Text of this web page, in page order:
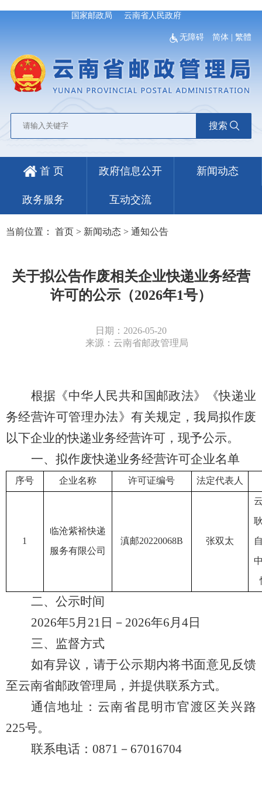
国家邮政局 云南省人民政府
无障碍 简体 |繁體
搜索
首 页 政府信息公开 新闻动态
政务服务 互动交流
当前位置： 首页 > 新闻动态 > 通知公告
关于拟公告作废相关企业快递业务经营
许可的公示（2026年1号）
日期：2026-05-20
来源：云南省邮政管理局
根据《中华人民共和国邮政法》《快递业
务经营许可管理办法》有关规定，我局拟作废
以下企业的快递业务经营许可，现予公示。
一、拟作废快递业务经营许可企业名单
序号 企业名称 许可证编号 法定代表人
1
临沧紫裕快递
服务有限公司
滇邮20220068B 张双太
二、 公示时间
2026年5月 21 日 － 2026年6月 4日
三、监督方式
如有异议 ， 请于公示期内将书面意见反馈
至云南省邮政管理局 ，并提供联系方式。
通信地址： 云南省昆明市官渡区关兴路
225号。
联系电话： 0871 － 67016704